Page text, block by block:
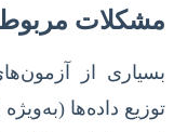
مشکلات مربوط
بسیاری از
توزیع داده‌ها (به‌ویژه